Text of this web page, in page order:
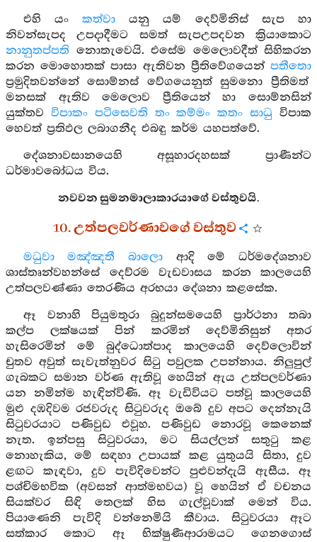
එහි යංකත්වා යනු යම් දෙව්මිනිස් සැප හා
නිවන්සැපද උපදාදීමට සමත් සැපඋපදවන ක්‍රියාකොට
නානුතප්පති නොතැවෙයි. එසේම මෙලොවදීත් සිහිකරන
කරන මොහොතක් පාසා ඇතිවන ප්‍රීතිවේගයෙන් පතීතො
ප්‍රමුදිතවන්නේ සොම්නස් වේගයෙනුත් සුමනො ප්‍රීතිමත්
මනසක් ඇතිව මෙලොව ප්‍රීතියෙන් හා සොම්නසින්
යුක්තව විපාකං පටිසෙවති තං කම්මං කතං සාධු විපාක
හෙවත් ප්‍රතිඵල ලබාගනීද එබඳු කර්ම යහපත්වේ.
දේශනාවසානයෙහි අසූහාරදහසක් ප්‍රාණීන්ට
ධර්මාවබෝධය විය.
නවවන සුමනමාලාකාරයාගේ වස්තුවයි.
10. උත්පලවර්ණාවගේ වස්තුව
මධුවා මඤ්ඤතී බාලොආදි මේ ධර්මදේශනාව
ශාස්තෘන්වහන්සේ දෙව්රම වැඩවාසය කරන කාලයෙහි
උත්පලවණ්ණා තෙරණිය අරභයා දේශනා කළසේක.
ඈ වනාහි පියුමතුරා බුදුන්සමයෙහි ප්‍රාර්ථනා තබා
කල්ප ලක්ෂයක් පින් කරමින් දෙව්මිනිසුන් අතර
හැසිරෙමින් මේ බුද්ධොත්පාද කාලයෙහි දෙව්ලොවින්
චුතව අවුත් සැවැත්නුවර සිටු පවුලක උපන්නාය. නිලුපුල්
ගැබකට සමාන වර්ණ ඇතිවූ හෙයින් ඇය උත්පලවර්ණා
යන නමින්ම හැඳින්විණි. ඈ වැඩිවියට පත්වූ කාලයෙහි
මුළු දඹදිවම රජවරුද සිටුවරුද ඔබේ දුව අපට දෙන්නැයි
සිටුවරයාට පණිවුඩ එවූහ. පණිවුඩ නොරවූ කෙනෙක්
නැත. ඉන්පසු සිටුවරයා, මට සියල්ලන් සතුටු කළ
නොහැකිය, මේ සඳහා උපායක් කළ යුතුයයි සිතා, දුව
ළඟට කැඳවා, දුව පැවිදිවෙන්ට පුළුවන්දැයි ඇසීය. ඈ
පශ්චිමභවික (අවසන් ආත්මභවය) වූ හෙයින් ඒ වචනය
සියක්වර සිඳි තෙලක් හිස ගැල්වූවාක් මෙන් විය.
පියාණෙනි පැවිදි වන්නෙමියි කීවාය. සිටුවරයා ඈට
සත්කාර කොට ඈ භික්ෂුණීආරාමයට ගෙනගොස්